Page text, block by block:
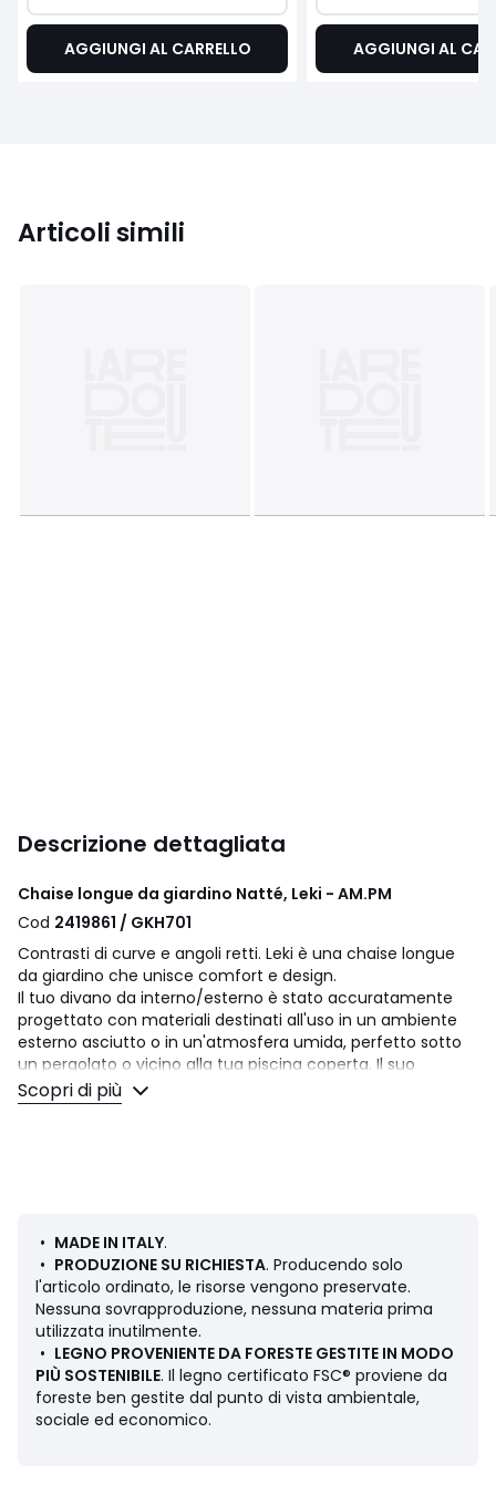
AGGIUNGI AL CARRELLO AGGIUNGI AL
Articoli simili
Descrizione dettagliata
Chaise longue da giardino Natté, Leki - AM.PM
Cod 2419861 / GKH701
Contrasti di curve e angoli retti. Leki è una chaise longue
da giardino che unisce comfort e design.
Il tuo divano da interno/esterno è stato accuratamente
progettato con materiali destinati all'uso in un ambiente
esterno asciutto o in un'atmosfera umida, perfetto sotto
un pergolato o vicino alla tua piscina coperta. Il suo
rivestimento è stato scelto per mantenere il colore a
diretto contatto con i raggi solari.
• Rivestimento: trama, 100% polipropilene 420gr/m²,
progettato per uso esterno
• Struttura: in legno massello di Okoume e multistrato di
Okoume
• Sospensione: cinghie elastiche ad alta resistenza
• Piedi (montati): legno ABS, finitura nera, altezza 6 cm
• Fodero di protezione: polietilene monorivestito
Imbottitura:
Scopri di più
• MADE IN ITALY.
• PRODUZIONE SU RICHIESTA. Producendo solo
l'articolo ordinato, le risorse vengono preservate.
Nessuna sovrapproduzione, nessuna materia prima
utilizzata inutilmente.
• LEGNO PROVENIENTE DA FORESTE GESTITE IN MODO
PIÙ SOSTENIBILE. Il legno certificato FSC® proviene da
foreste ben gestite dal punto di vista ambientale,
sociale ed economico.